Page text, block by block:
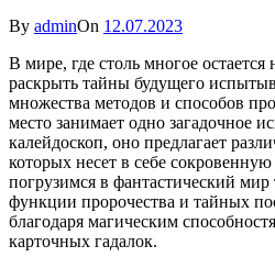
By adminOn 12.07.2023
В мире, где столь многое
раскрыть тайны будущего
множества методов и способов
место занимает одно загадочное
калейдоскоп, оно предлагает
которых несет в себе
погрузимся в фантастический мир
функции пророчества и тайных
благодаря магическим
карточных гадалок.